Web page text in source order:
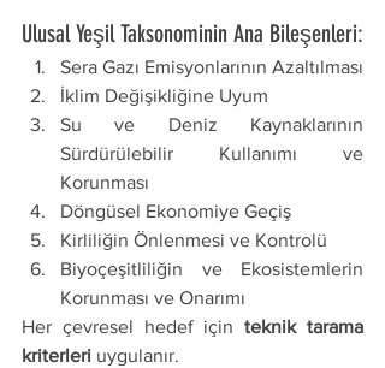
Ulusal Yeşil Taksonominin Ana Bileşenleri:
Sera Gazı Emisyonlarının Azaltılması
İklim Değişikliğine Uyum
Su ve Deniz Kaynaklarının
Sürdürülebilir Kullanımı ve
Korunması
Döngüsel Ekonomiye Geçiş
Kirliliğin Önlenmesi ve Kontrolü
Biyoçeşitliliğin ve Ekosistemlerin
Korunması ve Onarımı
Her çevresel hedef için teknik tarama
kriterleri uygulanır.